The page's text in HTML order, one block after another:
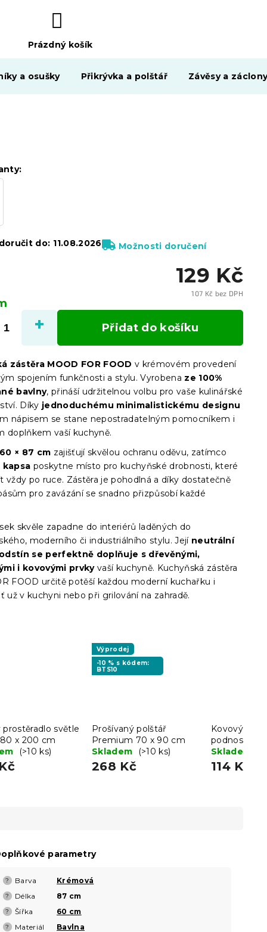
NÁKUPNÍ
KOŠÍK
Prázdný košík
a osušky Přikrývka a polštář Závěsy a
129 Kč
107 Kč bez DPH
cena:
do: 11.08.2026 Možnosti doručení
Přidat do košíku
zástěra MOOD FOR FOOD v krémovém provedení
spojením funkčnosti a stylu. Vyrobena ze 100%
bavlny, přináší udržitelnou volbu pro vaše kulinářské
Díky jednoduchému minimalistickému designu
nápisem se stane nepostradatelným pomocníkem i
doplňkem vaší kuchyně.
× 87 cm zajišťují skvělou ochranu oděvu, zatímco
poskytne místo pro kuchyňské drobnosti, které
vždy po ruce. Zástěra je pohodlná a díky dostatečně
pro zavázání se snadno přizpůsobí každé
skvěle zapadne do interiérů laděných do
moderního či industriálního stylu. Její neutrální
se perfektně doplňuje s dřevěnými,
i kovovými prvkyvaší kuchyně. Kuchyňská zástěra
FOOD určitě potěší každou moderní kuchařku i
už v kuchyni nebo při grilování na zahradě.
prostěradlo světle
x 200 cm
(>10 ks)
Výprodej
-10 % s kódem:
BTS10
Prošívaný polštář
Premium 70 x 90 cm
Skladem
(>10 ks)
268 Kč
Kovový
podnos
Skladem
114 Kč
parametry
? Barva Krémová
? Délka 87 cm
? Šířka 60 cm
? Materiál
Bavlna